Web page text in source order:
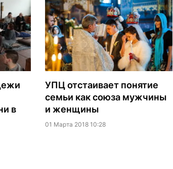
в
УПЦ отстаивает понятие
семьи как союза мужчины
и женщины
01 Марта 2018 10:28